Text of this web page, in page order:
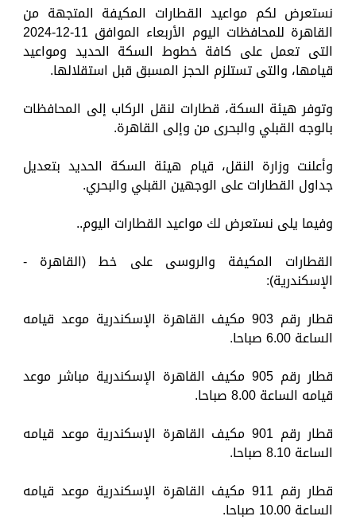
نستعرض لكم مواعيد القطارات المكيفة المتجهة من
القاهرة للمحافظات اليوم الأربعاء الموافق 11-12-2024
التى تعمل على كافة خطوط السكة الحديد ومواعيد
قيامها، والتى تستلزم الحجز المسبق قبل استقلالها.
وتوفر هيئة السكة، قطارات لنقل الركاب إلى المحافظات
بالوجه القبلي والبحرى من وإلى القاهرة.
وأعلنت وزارة النقل، قيام هيئة السكة الحديد بتعديل
جداول القطارات على الوجهين القبلي والبحري.
وفيما يلى نستعرض لك مواعيد القطارات اليوم..
القطارات المكيفة والروسى على خط (القاهرة -
الإسكندرية):
قطار رقم 903 مكيف القاهرة الإسكندرية موعد قيامه
الساعة 6.00 صباحا.
قطار رقم 905 مكيف القاهرة الإسكندرية مباشر موعد
قيامه الساعة 8.00 صباحا.
قطار رقم 901 مكيف القاهرة الإسكندرية موعد قيامه
الساعة 8.10 صباحا.
قطار رقم 911 مكيف القاهرة الإسكندرية موعد قيامه
الساعة 10.00 صباحا.